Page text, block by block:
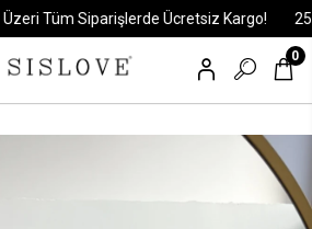
Tüm Siparişlerde Ücretsiz Kargo! 2500₺
0